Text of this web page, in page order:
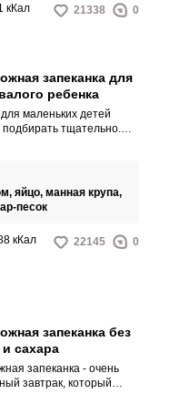
кКал 21338 0
запеканка для
ребенка
маленьких детей
тщательно.
яйцо, манная крупа,
песок
кКал 22145 0
запеканка без
сахара
запеканка - очень
завтрак, который